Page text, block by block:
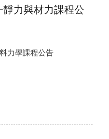
靜力與材力課程公
力學課程公告